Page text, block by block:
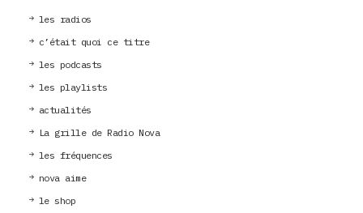
les radios
c’était quoi ce titre
les podcasts
les playlists
actualités
La grille de Radio Nova
les fréquences
nova aime
le shop